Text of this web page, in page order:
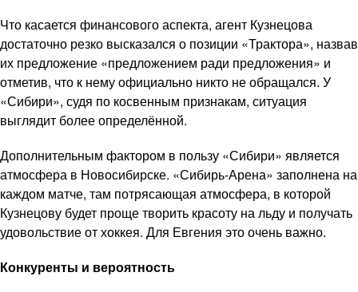
Что касается финансового аспекта, агент Кузнецова
достаточно резко высказался о позиции «Трактора», назвав
их предложение «предложением ради предложения» и
отметив, что к нему официально никто не обращался. У
«Сибири», судя по косвенным признакам, ситуация
выглядит более определённой.
Дополнительным фактором в пользу «Сибири» является
атмосфера в Новосибирске. «Сибирь-Арена» заполнена на
каждом матче, там потрясающая атмосфера, в которой
Кузнецову будет проще творить красоту на льду и получать
удовольствие от хоккея. Для Евгения это очень важно.
Конкуренты и вероятность